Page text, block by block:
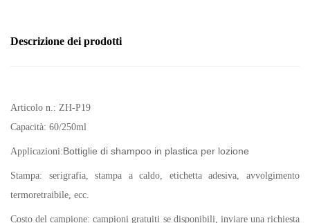
Descrizione dei prodotti
Articolo n.: ZH-P19
Capacità: 60/250ml
Applicazioni:Bottiglie di shampoo in plastica per lozione
Stampa: serigrafia, stampa a caldo, etichetta adesiva, avvolgimento
termoretraibile, ecc.
Costo del campione: campioni gratuiti se disponibili, inviare una richiesta